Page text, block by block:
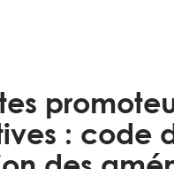
: code